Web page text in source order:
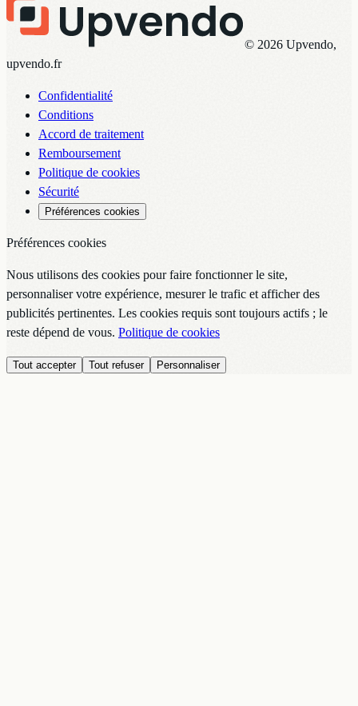
© 2026 Upvendo,
upvendo.fr
Confidentialité
Conditions
Accord de traitement
Remboursement
Politique de cookies
Sécurité
Préférences cookies
Préférences cookies
Nous utilisons des cookies pour faire fonctionner le site,
personnaliser votre expérience, mesurer le trafic et afficher des
publicités pertinentes. Les cookies requis sont toujours actifs ; le
reste dépend de vous. Politique de cookies
Tout accepter Tout refuser Personnaliser